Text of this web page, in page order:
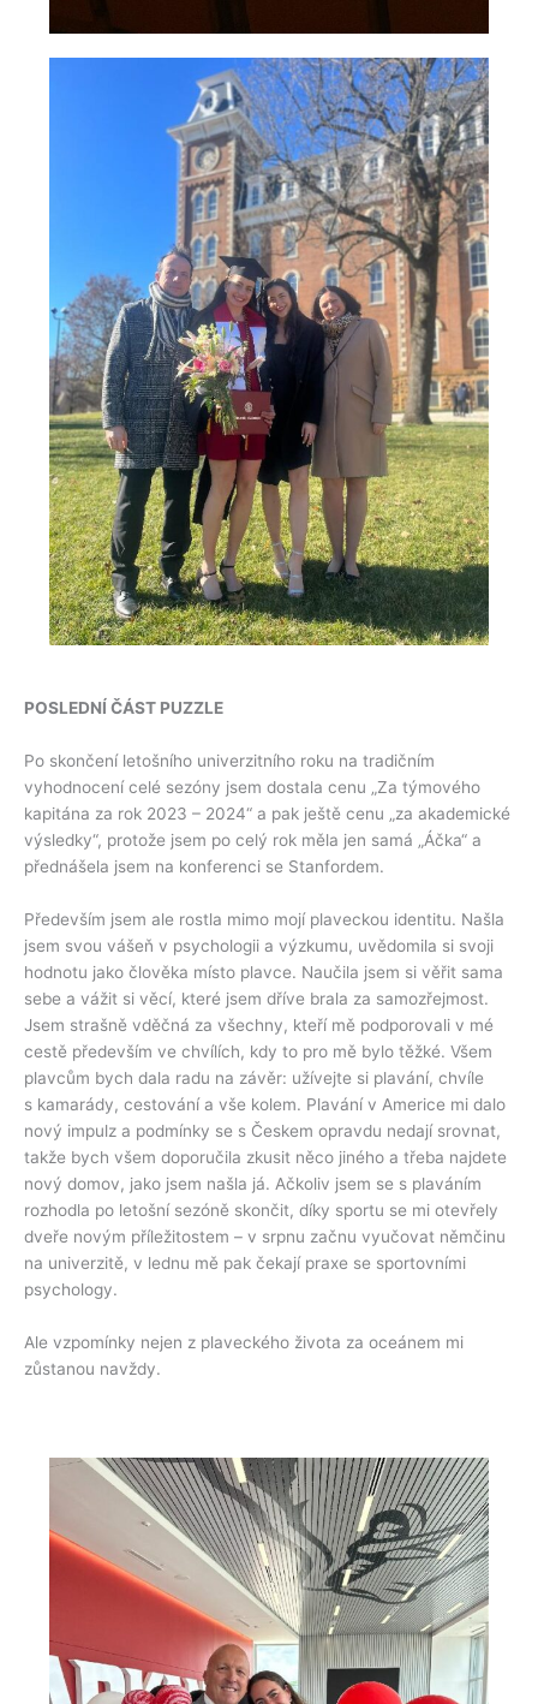
POSLEDNÍ ČÁST PUZZLE
Po skončení letošního univerzitního roku na tradičním
vyhodnocení celé sezóny jsem dostala cenu „Za týmového
kapitána za rok 2023 – 2024“ a pak ještě cenu „za akademické
výsledky“, protože jsem po celý rok měla jen samá „Áčka“ a
přednášela jsem na konferenci se Stanfordem.
Především jsem ale rostla mimo mojí plaveckou identitu. Našla
jsem svou vášeň v psychologii a výzkumu, uvědomila si svoji
hodnotu jako člověka místo plavce. Naučila jsem si věřit sama
sebe a vážit si věcí, které jsem dříve brala za samozřejmost.
Jsem strašně vděčná za všechny, kteří mě podporovali v mé
cestě především ve chvílích, kdy to pro mě bylo těžké. Všem
plavcům bych dala radu na závěr: užívejte si plavání, chvíle
s kamarády, cestování a vše kolem. Plavání v Americe mi dalo
nový impulz a podmínky se s Českem opravdu nedají srovnat,
takže bych všem doporučila zkusit něco jiného a třeba najdete
nový domov, jako jsem našla já. Ačkoliv jsem se s plaváním
rozhodla po letošní sezóně skončit, díky sportu se mi otevřely
dveře novým příležitostem – v srpnu začnu vyučovat němčinu
na univerzitě, v lednu mě pak čekají praxe se sportovními
psychology.
Ale vzpomínky nejen z plaveckého života za oceánem mi
zůstanou navždy.